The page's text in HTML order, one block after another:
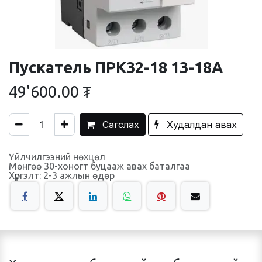
Пускатель ПРК32-18 13-18А
49'600.00 ₮
Сагслах Худалдан авах
Үйлчилгээний нөхцөл
Мөнгөө 30-хоногт буцааж авах баталгаа
Хүргэлт: 2-3 ажлын өдөр